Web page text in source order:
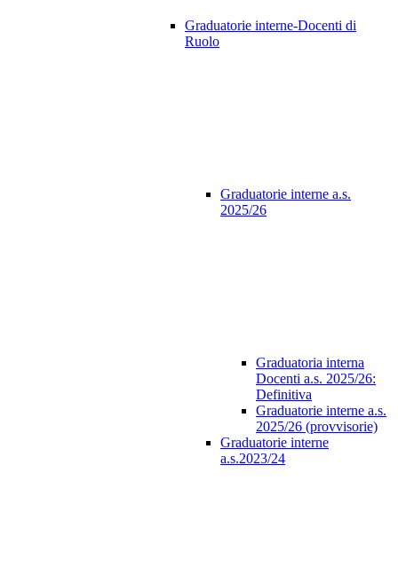
Graduatorie interne-Docenti di
Ruolo
Graduatorie interne a.s.
2025/26
Graduatoria interna
Docenti a.s. 2025/26:
Definitiva
Graduatorie interne a.s.
2025/26 (provvisorie)
Graduatorie interne
a.s.2023/24